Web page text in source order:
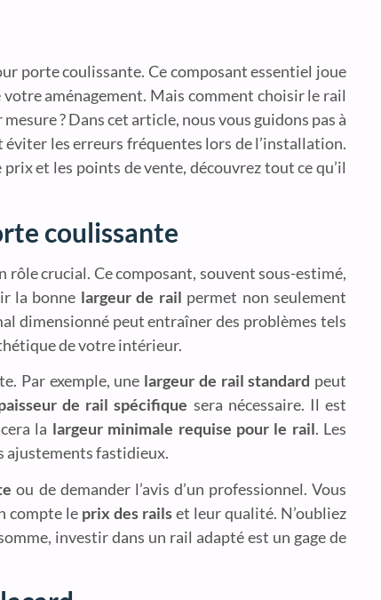
porte coulissante. Ce composant essentiel joue
aménagement. Mais comment choisir le rail
? Dans cet article, nous vous guidons pas à
les erreurs fréquentes lors de l’installation.
et les points de vente, découvrez tout ce qu’il
coulissante
rôle crucial. Ce composant, souvent sous-estimé,
la bonne largeur de rail permet non seulement
dimensionné peut entraîner des problèmes tels
de votre intérieur.
Par exemple, une largeur de rail standard peut
de rail spécifique sera nécessaire. Il est
la largeur minimale requise pour le rail. Les
ajustements fastidieux.
ou de demander l’avis d’un professionnel. Vous
compte le prix des railset leur qualité. N’oubliez
investir dans un rail adapté est un gage de